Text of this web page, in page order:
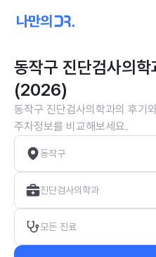
동작구 진단검사의
(2026)
동작구 진단검사의학과의 후기
주차정보를 비교해보세요.
동작구
진단검사의학과
모든 진료